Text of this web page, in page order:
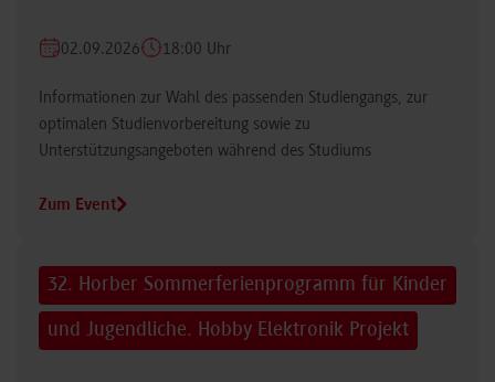
02.09.2026 18:00 Uhr
Informationen zur Wahl des passenden Studiengangs, zur
optimalen Studienvorbereitung sowie zu
Unterstützungsangeboten während des Studiums
Zum Event
32. Horber Sommerferienprogramm für Kinder
und Jugendliche. Hobby Elektronik Projekt